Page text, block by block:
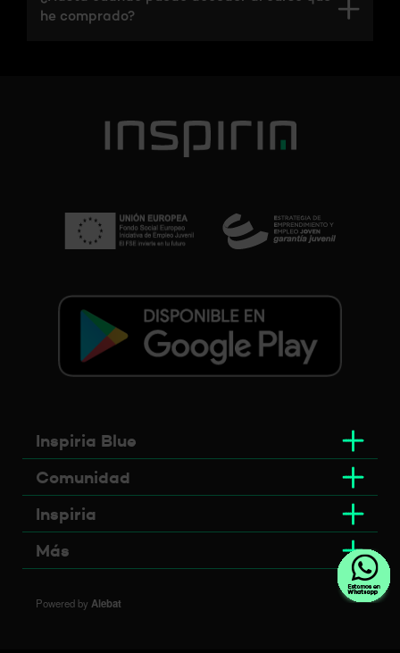
he comprado?
Inspiria Blue
Comunidad
Inspiria
Más
Powered by Alebat